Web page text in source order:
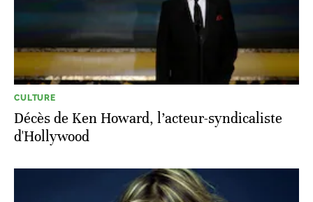
CULTURE
Décès de Ken Howard, l’acteur-syndicaliste
d'Hollywood